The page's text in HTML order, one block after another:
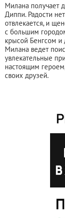
Милана получает
Диппи. Радости
отвлекается, и
с большим
крысой Бенгсом и
Милана ведет
увлекательные
настоящим
своих друзей.